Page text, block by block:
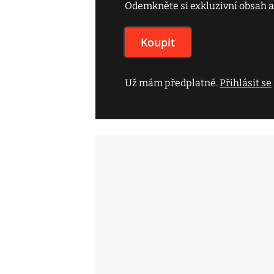
Odemkněte si exkluzivní obsah
Koupit
Už mám předplatné.Přihlásit se